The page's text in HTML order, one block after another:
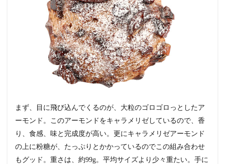
まず、目に飛び込んでくるのが、大粒のゴロゴロっとしたア
ーモンド。このアーモンドをキャラメリゼしているので、香
り、食感、味と完成度が高い。更にキャラメリゼアーモンド
の上に粉糖が、たっぷりとかかっているのでこの組み合わせ
もグッド。重さは、約99g。平均サイズより少々重たい。手に